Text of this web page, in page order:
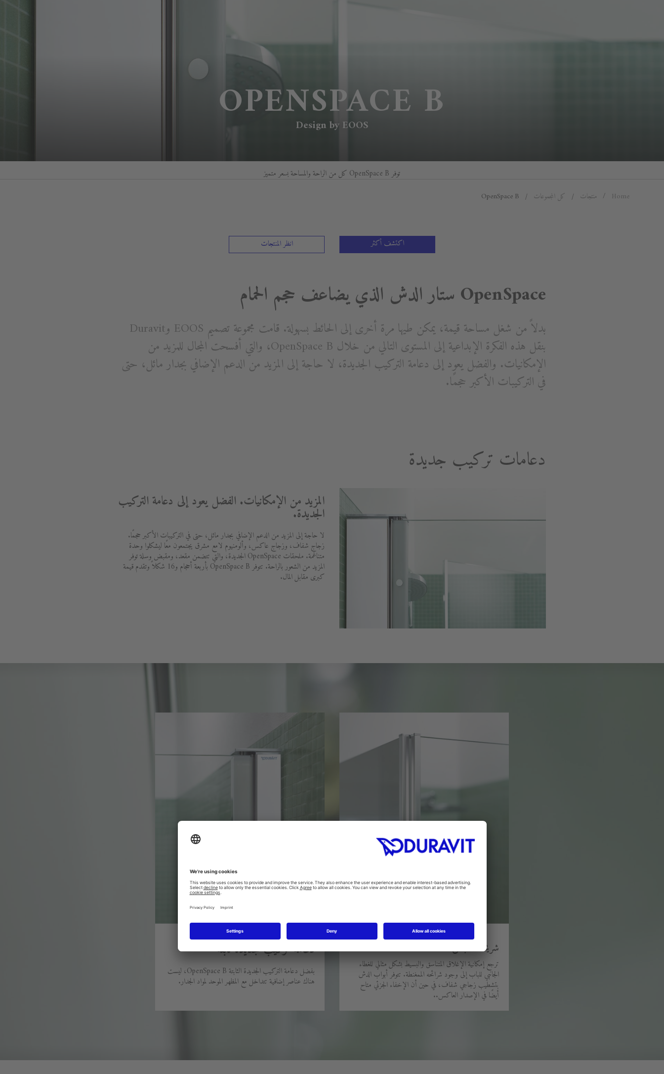
OPENSPACE B
Design by EOOS
توفر OpenSpace B كل من الراحة والمساحة بسعر متميز
Home منتجات كل المجموعات OpenSpace B
اكتشف أكثر انظر المنتجات
OpenSpace ستار الدش الذي يضاعف حجم الحمام
بدلاً من شغل مساحة قيمة، يمكن طيها مرة أخرى إلى الحائط بسهولة. قامت مجموعة تصميم EOOS وDuravit
بنقل هذه الفكرة الإبداعية إلى المستوى التالي من خلال OpenSpace B، والتي أفسحت المجال للمزيد من
الإمكانيات. والفضل يعود إلى دعامة التركيب الجديدة، لا حاجة إلى المزيد من الدعم الإضافي بجدار مائل، حتى
في التركيبات الأكبر حجمًا.
دعامات تركيب جديدة
المزيد من الإمكانيات. الفضل يعود إلى دعامة التركيب
الجديدة.
لا حاجة إلى المزيد من الدعم الإضافي بجدار مائل، حتى في التركيبات الأكبر حجمًا.
زجاج شفاف، وزجاج عاكس، وألومنيوم لامع مشرق يجتمعون معًا ليشكلوا وحدة
متناغمة. ملحقات OpenSpace الجديدة، والتي تتضمن مقعد، ومقبض وسلة توفر
المزيد من الشعور بالراحة. تتوفر OpenSpace B بأربعة أحجام و16 شكلاً وتقدم قيمة
كبرى مقابل المال.
شريحة المقبض الممغنطة
ترجع إمكانية الإغلاق المتناسق والبسيط بشكل مثالي للغطاء
الجانبي للباب إلى وجود شرائحه الممغنطة. تتوفر أبواب الدش
بتشطيب زجاجي شفاف، في حين أن الإخفاء الجزئي متاح
أيضًا في الإصدار العاكس..
دعامة تركيب جديدة ثابتة
بفضل دعامة التركيب الجديدة الثابتة OpenSpace B، ليست
هناك عناصر إضافية تتداخل مع المظهر الموحد لمواد الجدار.